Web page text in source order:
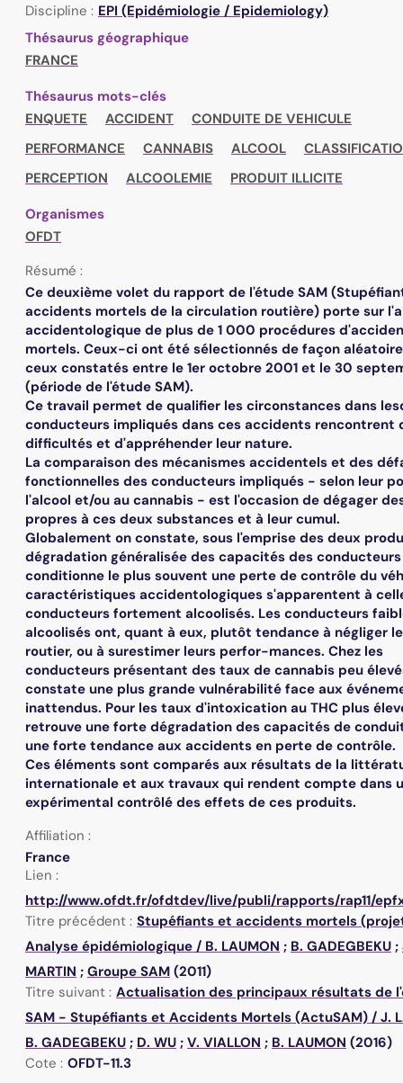
Discipline : EPI (Epidémiologie / Epidemiology)
Thésaurus géographique
FRANCE
Thésaurus mots-clés
ENQUETE
ACCIDENT
CONDUITE DE VEHICULE
PERFORMANCE
CANNABIS ALCOOL
PERCEPTION
ALCOOLEMIE
PRODUIT ILLICITE
Organismes
OFDT
Résumé :
Ce deuxième volet du rapport de l'étude SAM
accidents mortels de la circulation routière) porte sur
accidentologique de plus de 1 000 procédures
mortels. Ceux-ci ont été sélectionnés de façon
ceux constatés entre le 1er octobre 2001 et le 30
(période de l'étude SAM).
Ce travail permet de qualifier les circonstances dans
conducteurs impliqués dans ces accidents rencontrent
difficultés et d'appréhender leur nature.
La comparaison des mécanismes accidentels et des
fonctionnelles des conducteurs impliqués - selon leur
l'alcool et/ou au cannabis - est l'occasion de dégager
propres à ces deux substances et à leur cumul.
Globalement on constate, sous l'emprise des deux
dégradation généralisée des capacités des
conditionne le plus souvent une perte de contrôle du
caractéristiques accidentologiques s'apparentent à
conducteurs fortement alcoolisés. Les conducteurs
alcoolisés ont, quant à eux, plutôt tendance à négliger
routier, ou à surestimer leurs perfor-mances. Chez les
conducteurs présentant des taux de cannabis peu
constate une plus grande vulnérabilité face aux
inattendus. Pour les taux d'intoxication au THC plus
retrouve une forte dégradation des capacités de
une forte tendance aux accidents en perte de contrôle.
Ces éléments sont comparés aux résultats de la
internationale et aux travaux qui rendent compte dans
expérimental contrôlé des effets de ces produits.
Affiliation :
France
Lien :
http://www.ofdt.fr/ofdtdev/live/publi/rapports/rap11/
Titre précédent : Stupéfiants et accidents mortels
Analyse épidémiologique / B. LAUMON ; B. GADEGBEKU ;
MARTIN ; Groupe SAM (2011)
Titre suivant : Actualisation des principaux résultats de
SAM - Stupéfiants et Accidents Mortels (ActuSAM) / J.
B. GADEGBEKU ; D. WU ; V. VIALLON ; B. LAUMON (2016)
Cote : OFDT-11.3